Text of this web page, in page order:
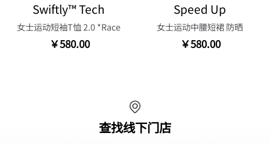
Swiftly™ Tech
女士运动短袖T恤 2.0 *Race
￥580.00
Speed Up
女士运动中腰短裙 防晒
￥580.00
查找线下门店